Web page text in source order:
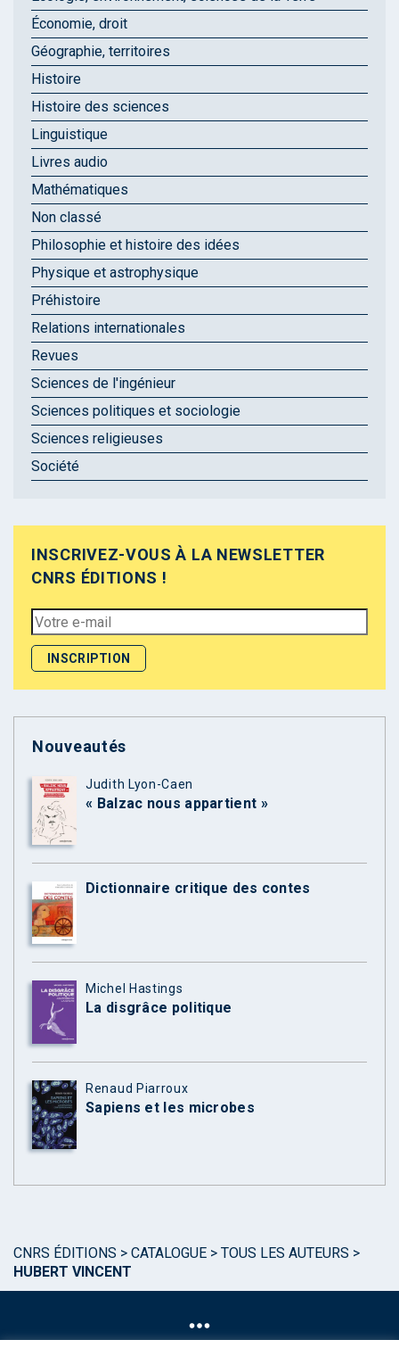
Économie, droit
Géographie, territoires
Histoire
Histoire des sciences
Linguistique
Livres audio
Mathématiques
Non classé
Philosophie et histoire des idées
Physique et astrophysique
Préhistoire
Relations internationales
Revues
Sciences de l'ingénieur
Sciences politiques et sociologie
Sciences religieuses
Société
INSCRIVEZ-VOUS À LA NEWSLETTER
CNRS ÉDITIONS !
Nouveautés
Judith Lyon-Caen
« Balzac nous appartient »
Dictionnaire critique des contes
Michel Hastings
La disgrâce politique
Renaud Piarroux
Sapiens et les microbes
CNRS ÉDITIONS > CATALOGUE > TOUS LES AUTEURS >
HUBERT VINCENT